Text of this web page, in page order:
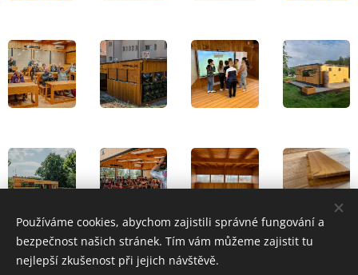
Používáme cookies, abychom zajistili správné fungování a
bezpečnost našich stránek. Tím vám můžeme zajistit tu
nejlepší zkušenost při jejich návštěvě.